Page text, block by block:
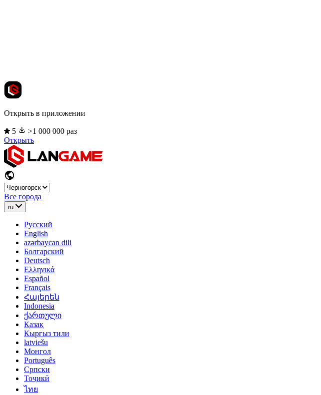
Открыть в приложении
5
>1 000 000 раз
Открыть
Все города
ru
Русский
English
azərbaycan dili
Болгарский
Deutsch
Ελληνικά
Español
Français
Հայերեն
Indonesia
ქართული
Қазақ
Кыргыз тили
latviešu
Монгол
Português
Српски
Тоҷикӣ
ไทย